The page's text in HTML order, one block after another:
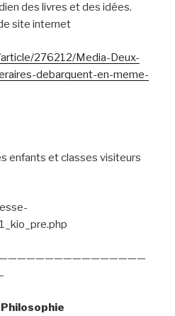
des livres et des idées.
site internet
276212/Media-Deux-
debarquent-en-meme-
enfants et classes visiteurs